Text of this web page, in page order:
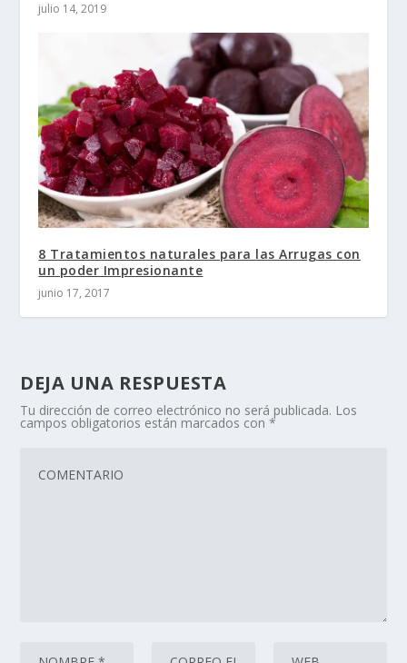
julio 14, 2019
8 Tratamientos naturales para las Arrugas con
un poder Impresionante
junio 17, 2017
DEJA UNA RESPUESTA
Tu dirección de correo electrónico no será publicada. Los
campos obligatorios están marcados con*